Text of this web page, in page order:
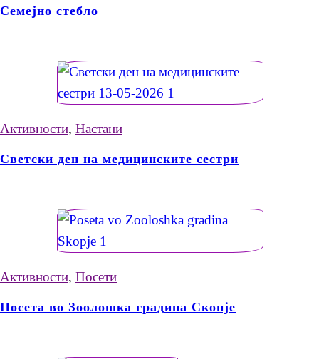
Семејно стебло
Активности, Настани
Светски ден на медицинските сестри
Активности, Посети
Посета во Зоолошка градина Скопје